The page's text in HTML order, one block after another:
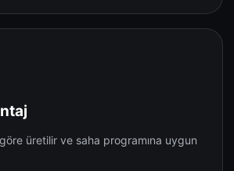
üretilir ve saha programına uygun